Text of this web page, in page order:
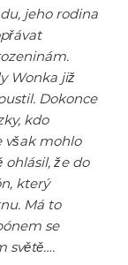
jeho rodina
Wonka již
Dokonce
kdo
však mohlo
že do
který
Má to
se
světě….